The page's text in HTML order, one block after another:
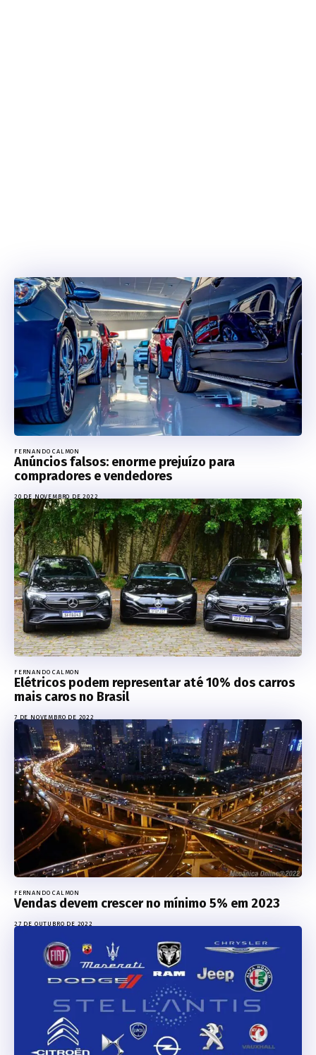
FERNANDO CALMON
Anúncios falsos: enorme prejuízo para
compradores e vendedores
20 DE NOVEMBRO DE 2022
FERNANDO CALMON
Elétricos podem representar até 10% dos carros
mais caros no Brasil
7 DE NOVEMBRO DE 2022
FERNANDO CALMON
Vendas devem crescer no mínimo 5% em 2023
27 DE OUTUBRO DE 2022